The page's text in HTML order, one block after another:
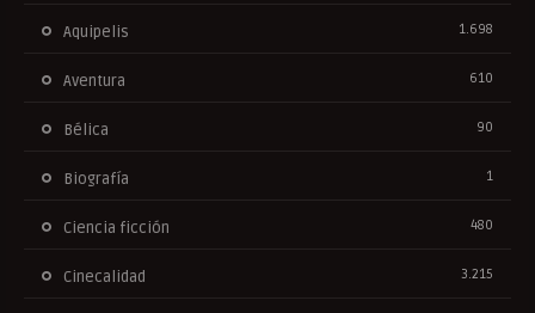
Aquipelis 1.698
Aventura 610
Bélica 90
Biografía 1
Ciencia ficción 480
Cinecalidad 3.215